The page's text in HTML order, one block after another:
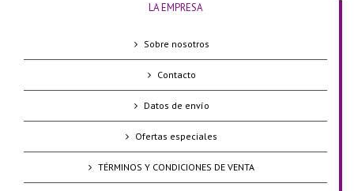
LA EMPRESA
Sobre nosotros
Contacto
Datos de envío
Ofertas especiales
TÉRMINOS Y CONDICIONES DE VENTA